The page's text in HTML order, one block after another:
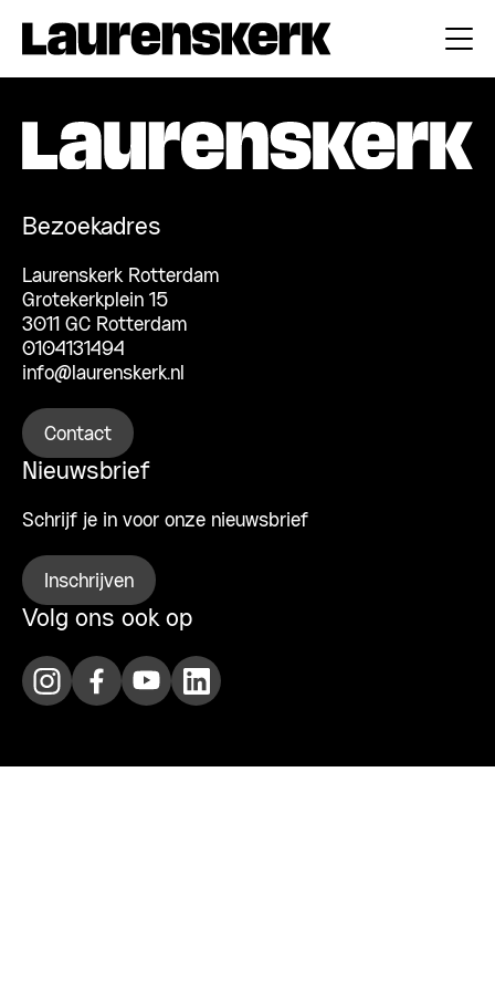
Bezoekadres
Laurenskerk Rotterdam
Grotekerkplein 15
3011 GC Rotterdam
0104131494
info@laurenskerk.nl
Contact
Nieuwsbrief
Schrijf je in voor onze nieuwsbrief
Inschrijven
Volg ons ook op